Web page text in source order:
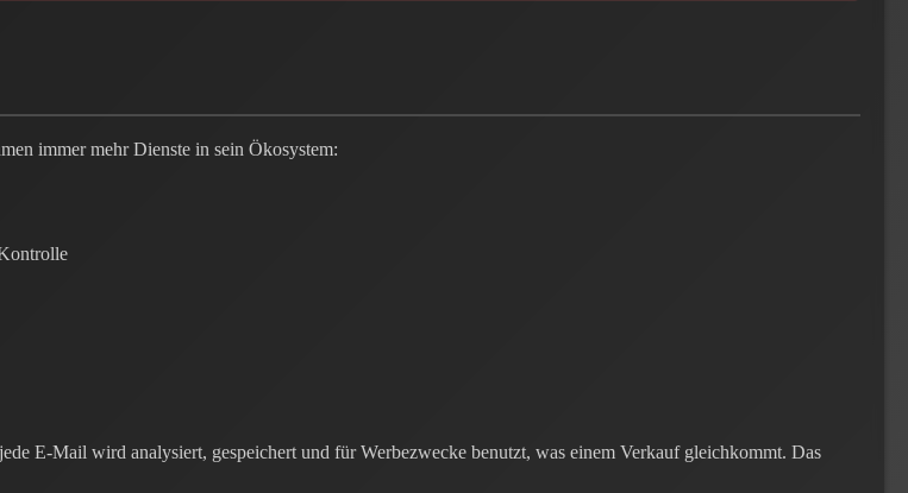
immer mehr Dienste in sein Ökosystem:
E-Mail wird analysiert, gespeichert und für Werbezwecke benutzt, was einem Verkauf gleichkommt. Das